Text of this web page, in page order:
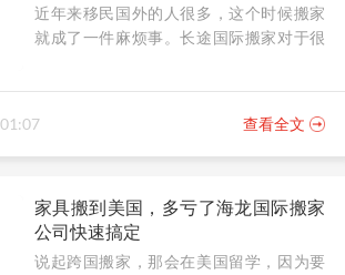
家到美国，如何打包才能对国际长途运输放心？
从重庆市托运到美国从上海市托运到澳大利亚
市搬家到英国从佛山市搬家到美国从北京市搬家
比利时
近年来移民国外的人很多，这个时候搬家
就成了一件麻烦事。长途国际搬家对于很
查看全文
家具搬到美国，多亏了海龙国际搬家
公司快速搞定
说起跨国搬家，那会在美国留学，因为要